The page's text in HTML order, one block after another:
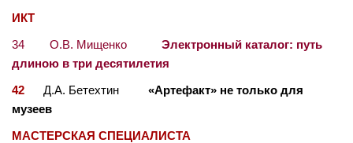
ИКТ
34 О.В. Мищенко
Электронный каталог: путь
длиною в три десятилетия
42 Д.А. Бетехтин
«Артефакт» не только для
музеев
МАСТЕРСКАЯ СПЕЦИАЛИСТА